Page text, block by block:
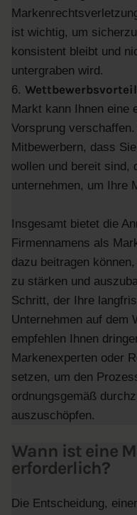
ist wichtig, um
konsistent bleibt und
untergraben wird.
6.Wettbewerbsvorteil
Markt kann Ihnen eine
Vorsprung
Mitbewerbern, dass
wollen und bereit sind,
unternehmen, um Ihre
Insgesamt bietet die
Firmennamens als
dazu beitragen
zu stärken und
Schritt, der Ihre
Unternehmen auf dem
empfehlen Ihnen
Markenexperten oder
setzen, um den
ordnungsgemäß
auszuschöpfen.
Wann ist eine
erforderlich?
Die Entscheidung,